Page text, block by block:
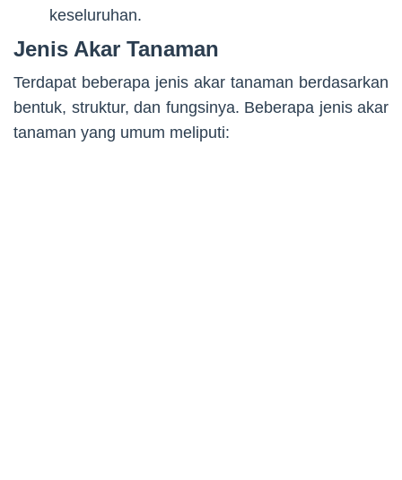
keseluruhan.
Jenis Akar Tanaman
Terdapat beberapa jenis akar tanaman berdasarkan
bentuk, struktur, dan fungsinya. Beberapa jenis akar
tanaman yang umum meliputi: